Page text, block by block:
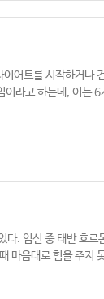
어트를 시작하거나
라고 하는데, 이는
. 임신 중 태반 호
마음대로 힘을 주지